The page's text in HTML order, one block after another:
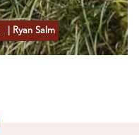
| Ryan Salm